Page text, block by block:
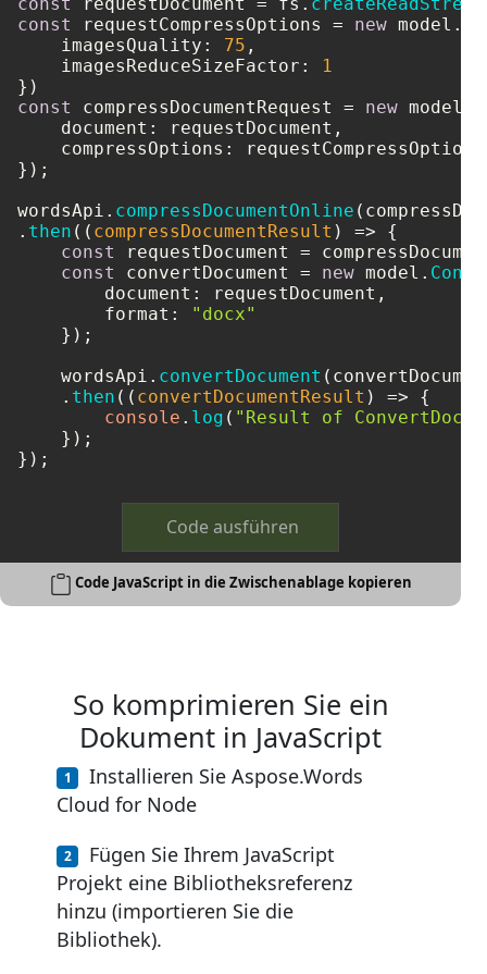
const
requestCompressOptions = new model.
imagesQuality : 75 ,
imagesReduceSizeFactor :
1
const
compressDocumentRequest = new model.
document : requestDocument,
compressOptions : requestCompressOptions
});
wordsApi. compressDocumentOnline
. then ( ( compressDocumentResult ) => {
const
requestDocument =
const
convertDocument = new model.
document : requestDocument,
format :
"docx"
    });
    wordsApi.
convertDocument
    .
then ( ( convertDocumentResult ) => {
console . log ( "Result of
    });
});
Code ausführen
Code JavaScript in die Zwischenablage kopieren
So komprimieren Sie ein
Dokument in JavaScript
Installieren Sie Aspose.Words
Cloud for Node
Fügen Sie Ihrem JavaScript
Projekt eine Bibliotheksreferenz
hinzu (importieren Sie die
Bibliothek).